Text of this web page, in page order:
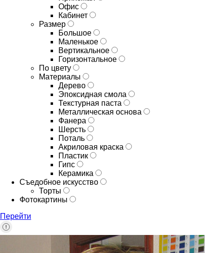
Офис
Кабинет
Размер
Большое
Маленькое
Вертикальное
Горизонтальное
По цвету
Материалы
Дерево
Эпоксидная смола
Текстурная паста
Металлическая основа
Фанера
Шерсть
Поталь
Акриловая краска
Пластик
Гипс
Керамика
Съедобное искусство
Торты
Фотокартины
Перейти